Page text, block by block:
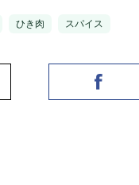
ひき肉
スパイス